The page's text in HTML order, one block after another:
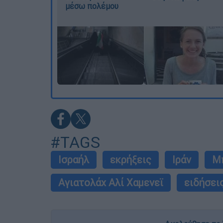
μέσω πολέμου
#TAGS
Ισραήλ εκρήξεις Ιράν
Αγιατολάχ Αλί Χαμενεϊ